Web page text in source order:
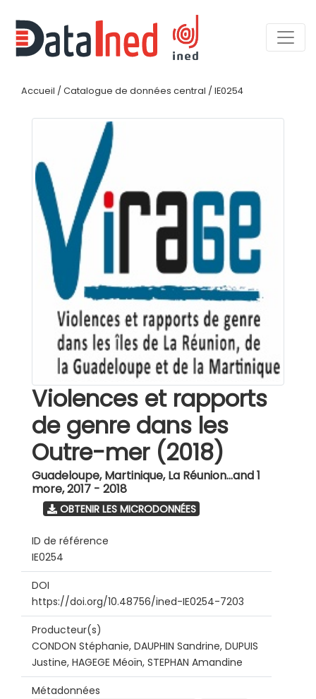
Accueil / Catalogue de données central / IE0254
Violences et rapports
de genre dans les
Outre-mer (2018)
Guadeloupe, Martinique, La Réunion...and 1
more,2017 - 2018
OBTENIR LES MICRODONNÉES
ID de référence
IE0254
DOI
https://doi.org/10.48756/ined-IE0254-7203
Producteur(s)
CONDON Stéphanie, DAUPHIN Sandrine, DUPUIS
Justine, HAGEGE Méoïn, STEPHAN Amandine
Métadonnées